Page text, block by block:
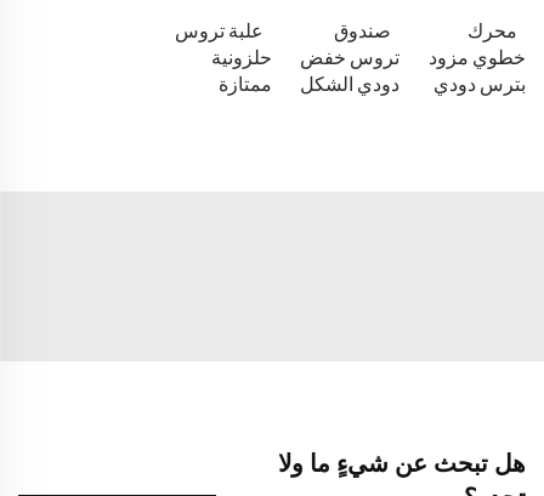
محرك
خطوي مزود
بترس دودي
صندوق
تروس خفض
دودي الشكل
علبة تروس
حلزونية
ممتازة
هل تبحث عن شيءٍ ما ولا